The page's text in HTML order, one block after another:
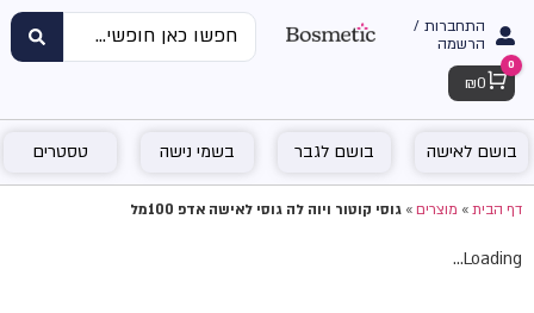
התחברות /
הרשמה
Cart
0
₪ 0
בושם לאישה בושם לגבר בשמי נישה טסטרים
דף הבית»מוצרים»גוסי קוטור ויוה לה גוסי לאישה אדפ 100מל
Loading...